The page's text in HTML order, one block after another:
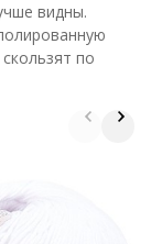
видны.
по